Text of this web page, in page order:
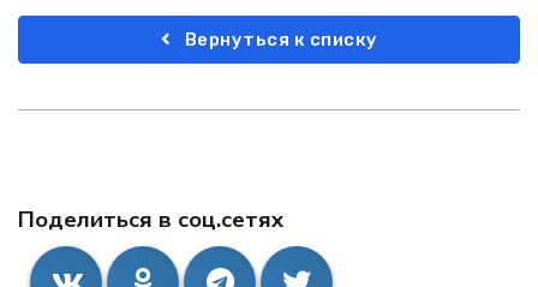
Поделиться в соц.сетях
Вернуться к списку